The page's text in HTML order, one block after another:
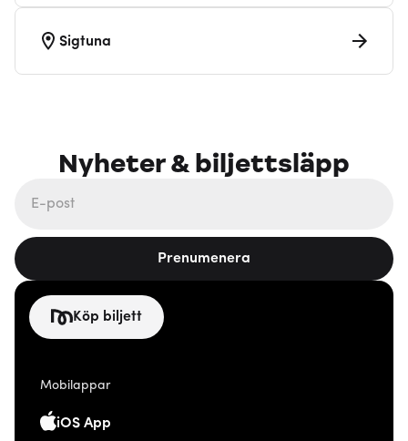
Sigtuna
Nyheter & biljettsläpp
Prenumenera
Köp biljett
Mobilappar
iOS App